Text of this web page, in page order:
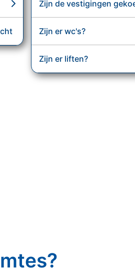
Zijn de vestigingen
Zijn er wc's?
Zijn er liften?